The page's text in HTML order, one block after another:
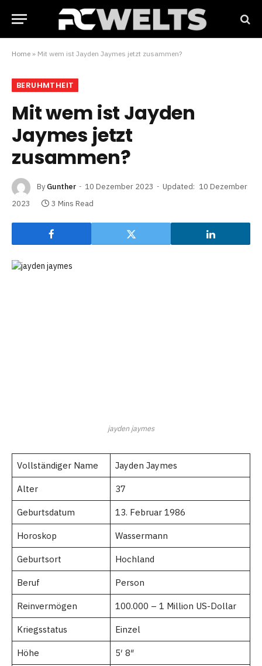
Home » Mit wem ist Jayden Jaymes jetzt zusammen?
BERUHMTHEIT
Mit wem ist Jayden
Jaymes jetzt
zusammen?
By Gunther 10 Dezember 2023 Updated: 10 Dezember
2023
3 Mins Read
jayden jaymes
Vollständiger Name Jayden Jaymes
Alter 37
Geburtsdatum 13. Februar 1986
Horoskop Wassermann
Geburtsort Hochland
Beruf Person
Reinvermögen 100.000 – 1 Million US-Dollar
Kriegsstatus Einzel
Höhe 5′ 8″